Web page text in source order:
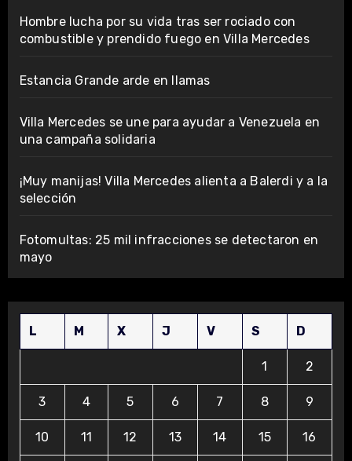
Hombre lucha por su vida tras ser rociado con
combustible y prendido fuego en Villa Mercedes
Estancia Grande arde en llamas
Villa Mercedes se une para ayudar a Venezuela en
una campaña solidaria
¡Muy manijas! Villa Mercedes alienta a Balerdi y a la
selección
Fotomultas: 25 mil infracciones se detectaron en
mayo
L M X J V S D
1 2
3 4 5 6 7 8 9
10 11 12 13 14 15 16